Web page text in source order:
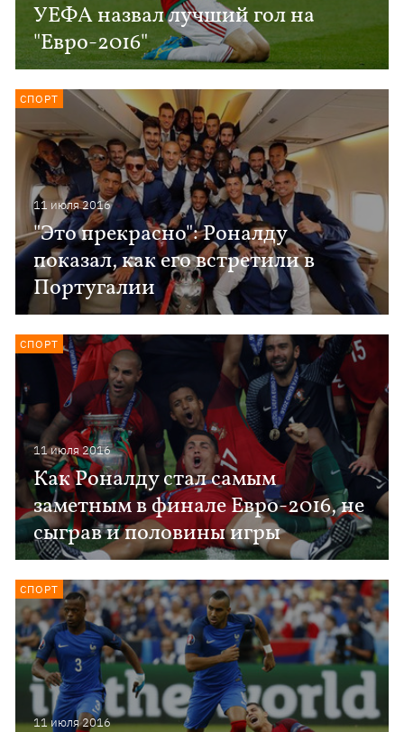
УЕФА назвал лучший гол на
"Евро-2016"
11 июля 2016
"Это прекрасно": Роналду
показал, как его встретили в
Португалии
СПОРТ
11 июля 2016
Как Роналду стал самым
заметным в финале Евро-2016, не
сыграв и половины игры
СПОРТ
11 июля 2016
СПОРТ